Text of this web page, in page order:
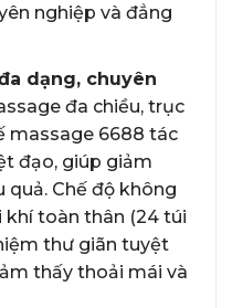
nghiệp và đẳng
dạng, chuyên
đa chiều, trục
massage 6688 tác
đạo, giúp giảm
quả. Chế độ không
toàn thân (24 túi
thư giãn tuyệt
thấy thoải mái và